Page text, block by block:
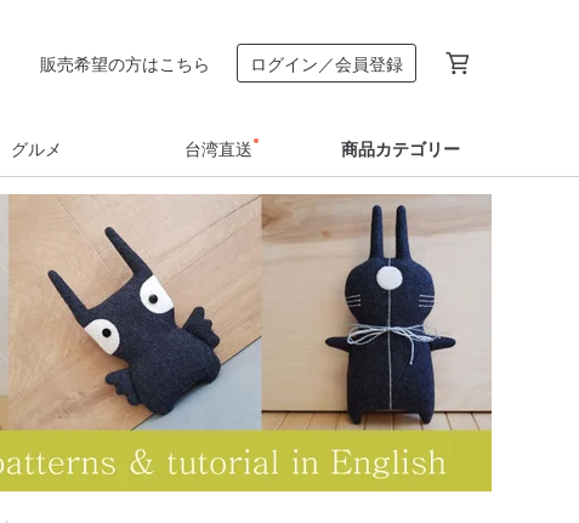
販売希望の方はこちら ログイン／会員登録
グルメ 台湾直送 商品カテゴリー